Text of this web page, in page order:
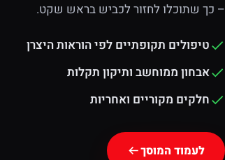
– כך שתוכלו לחזור לכביש בראש שקט.
טיפולים תקופתיים לפי הוראות היצרן
אבחון ממוחשב ותיקון תקלות
חלקים מקוריים ואחריות
לעמוד המוסך